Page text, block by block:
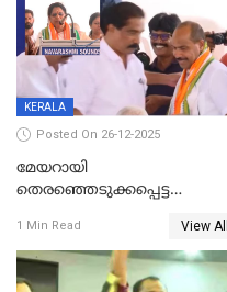
KERALA
Posted On 26-12-2025
മേയറായി
തെരഞ്ഞെടുക്കപ്പെട്ട
ആദ്യ വോട്ട് അസാധു; കണ്ണൂർ
ഡെപ്യൂട്ടി മേയർ സ്ഥാനത്ത്
താഹിറിന് വിജയം
1 Min Read View All